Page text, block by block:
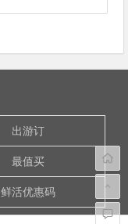
出游订
最值买
鲜活优惠码